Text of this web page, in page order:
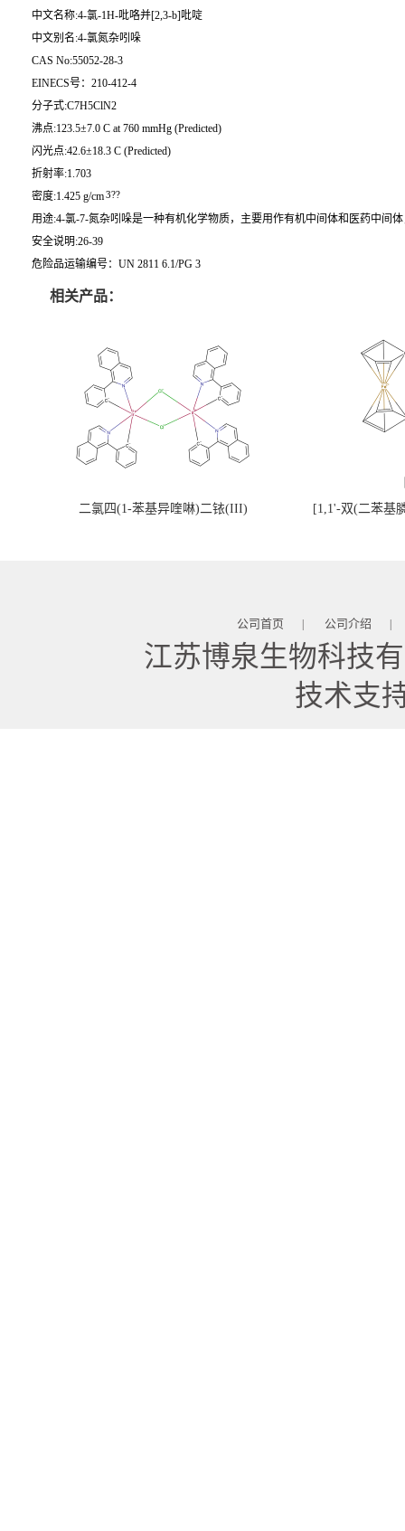
中文名称:4-氯-1H-吡咯并[2,3-b]吡啶
中文别名:4-氯氮杂吲哚
CAS No:55052-28-3
EINECS号：210-412-4
分子式:C7H5ClN2
沸点:123.5±7.0 C at 760 mmHg (Predicted)
闪光点:42.6±18.3 C (Predicted)
折射率:1.703
密度:1.425 g/cm3??
用途:4-氯-7-氮杂吲哚是一种有机化学物质，主要用作有机中间体和医药中间
安全说明:26-39
危险品运输编号：UN 2811 6.1/PG 3
相关产品：
二氯四(1-苯基异喹啉)二铱(III) [1,1'-双(二苯基
公司首页 | 公司介绍 |
江苏博泉生物科技
技术支